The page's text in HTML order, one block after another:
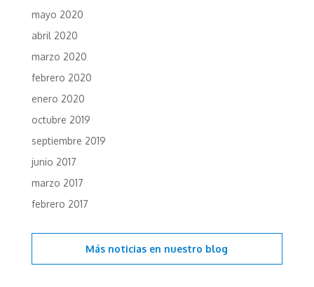
mayo 2020
abril 2020
marzo 2020
febrero 2020
enero 2020
octubre 2019
septiembre 2019
junio 2017
marzo 2017
febrero 2017
Más noticias en nuestro blog